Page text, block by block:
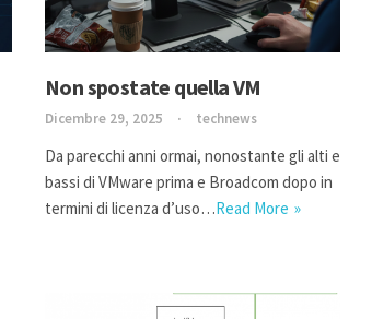
Non spostate quella VM
Dicembre 29, 2025 technews
Da parecchi anni ormai, nonostante gli alti e
bassi di VMware prima e Broadcom dopo in
termini di licenza d’uso…Read More